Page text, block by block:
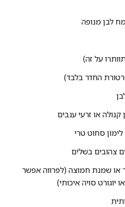
צהובים בשלים
עשיר או שמנת חמוצה (לפרווה אפשר
סויה איכותי)